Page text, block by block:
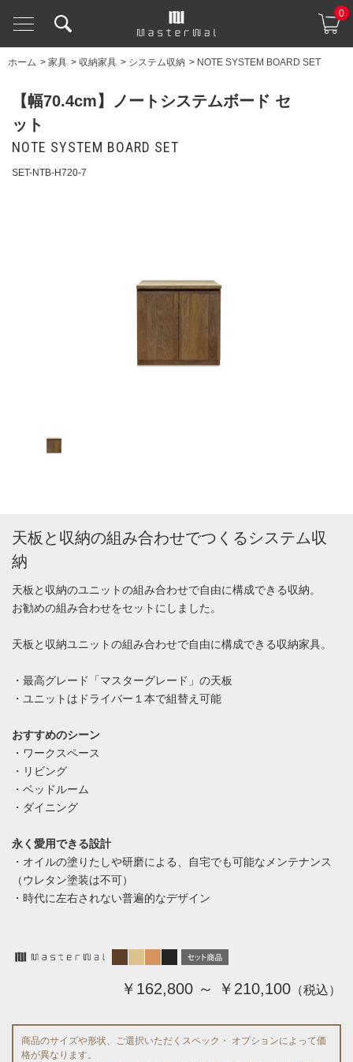
0
ホーム > 家具 > 収納家具 > システム収納 > NOTE SYSTEM BOARD SET
【幅70.4cm】ノートシステムボード セ
ット
NOTE SYSTEM BOARD SET
SET-NTB-H720-7
天板と収納の組み合わせでつくるシステム収
納
天板と収納のユニットの組み合わせで自由に構成できる収納。
お勧めの組み合わせをセットにしました。
天板と収納ユニットの組み合わせで自由に構成できる収納家具。
・最高グレード「マスターグレード」の天板
・ユニットはドライバー１本で組替え可能
おすすめのシーン
・ワークスペース
・リビング
・ベッドルーム
・ダイニング
永く愛用できる設計
・オイルの塗りたしや研磨による、自宅でも可能なメンテナンス
（ウレタン塗装は不可）
・時代に左右されない普遍的なデザイン
￥162,800 ～ ￥210,100 （税込）
商品のサイズや形状、ご選択いただくスペック・ オプションによって価
格が異なります。